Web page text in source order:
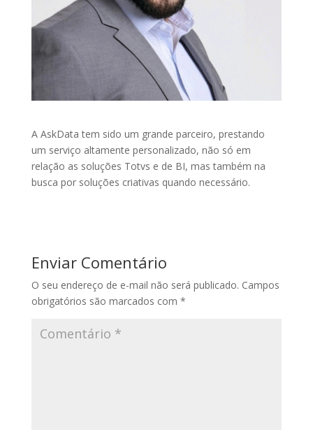
A AskData tem sido um grande parceiro, prestando
um serviço altamente personalizado, não só em
relação as soluções Totvs e de BI, mas também na
busca por soluções criativas quando necessário.
Enviar Comentário
O seu endereço de e-mail não será publicado. Campos
obrigatórios são marcados com *